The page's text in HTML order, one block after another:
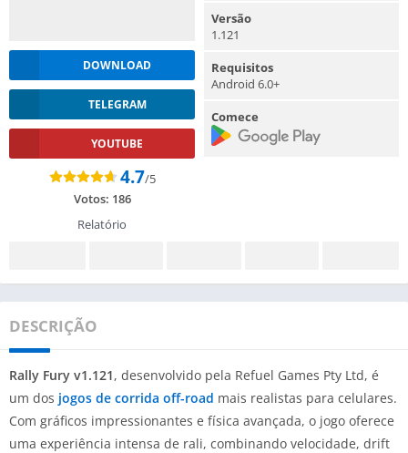
DOWNLOAD
TELEGRAM
YOUTUBE
4.7/5
Votos: 186
Relatório
Versão
1.121
Requisitos
Android 6.0+
Comece
DESCRIÇÃO
Rally Fury v1.121, desenvolvido pela Refuel Games Pty Ltd, é
um dos jogos de corrida off-road mais realistas para celulares.
Com gráficos impressionantes e física avançada, o jogo oferece
uma experiência intensa de rali, combinando velocidade, drift